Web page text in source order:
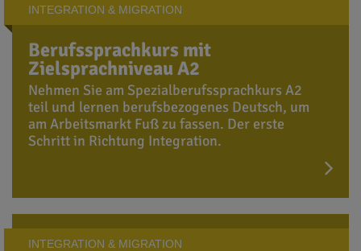
INTEGRATION & MIGRATION
Berufssprachkurs mit
Zielsprachniveau A2
Nehmen Sie am Spezialberufssprachkurs A2
teil und lernen berufsbezogenes Deutsch, um
am Arbeitsmarkt Fuß zu fassen. Der erste
Schritt in Richtung Integration.
INTEGRATION & MIGRATION